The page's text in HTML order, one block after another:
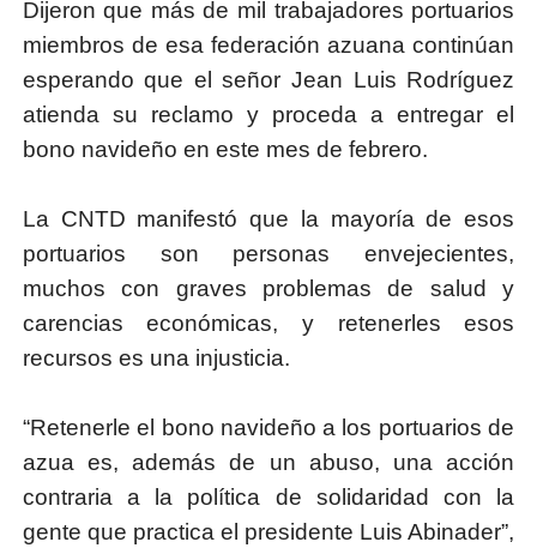
Dijeron que más de mil trabajadores portuarios
miembros de esa federación azuana continúan
esperando que el señor Jean Luis Rodríguez
atienda su reclamo y proceda a entregar el
bono navideño en este mes de febrero.
La CNTD manifestó que la mayoría de esos
portuarios son personas envejecientes,
muchos con graves problemas de salud y
carencias económicas, y retenerles esos
recursos es una injusticia.
“Retenerle el bono navideño a los portuarios de
azua es, además de un abuso, una acción
contraria a la política de solidaridad con la
gente que practica el presidente Luis Abinader”,